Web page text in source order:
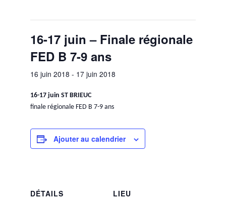
16-17 juin – Finale régionale
FED B 7-9 ans
16 juin 2018 - 17 juin 2018
16-17 juin ST BRIEUC
finale régionale FED B 7-9 ans
Ajouter au calendrier
DÉTAILS LIEU